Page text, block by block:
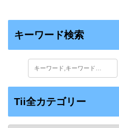
キーワード検索
Tii全カテゴリー